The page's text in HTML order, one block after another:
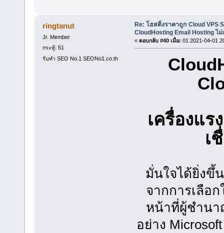
ringtanut
Jr. Member
กระทู้: 51
รับทำ SEO No.1 SEONo1.co.th
Re: โฮสติ้งราคาถูก Cloud VPS
CloudHosting Email Hosting ไ
« ตอบกลับ #40 เมื่อ: 01 2021-04-01
เครื่องแ
เ
มั่นใจได้ยิ่งขึ้
จากการเลือ
หน้าที่ผู้ชำนา
อย่าง